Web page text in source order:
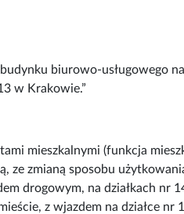
biurowo-usługowego
w Krakowie.”
mieszkalnymi (funkcja
ze zmianą sposobu
drogowym, na działkach nr
z wjazdem na działce